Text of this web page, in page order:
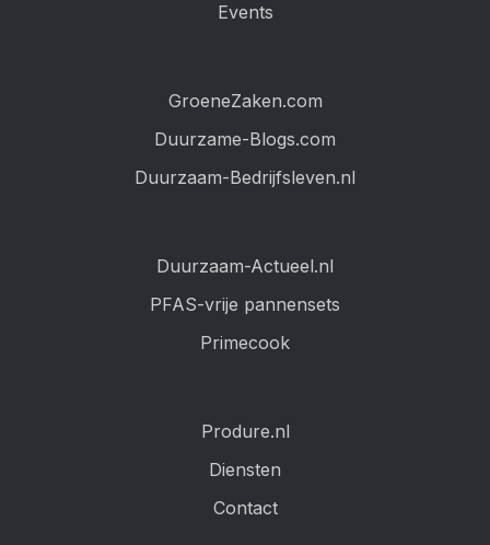
Events
GroeneZaken.com
Duurzame-Blogs.com
Duurzaam-Bedrijfsleven.nl
Duurzaam-Actueel.nl
PFAS-vrije pannensets
Primecook
Produre.nl
Diensten
Contact